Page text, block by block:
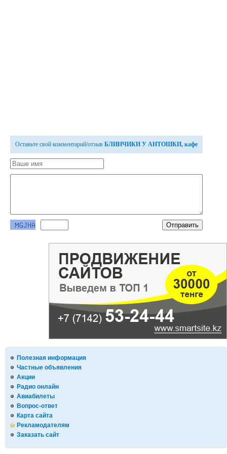
Полезная информация
Частные объявления
Акции
Радио онлайн
Авиабилеты
Вопрос-ответ
Карта сайта
Рекламодателям
Заказать сайт
Оставьте свой комментарий/отзыв БЛИНЧИКИ У АНТОШКИ, кафе